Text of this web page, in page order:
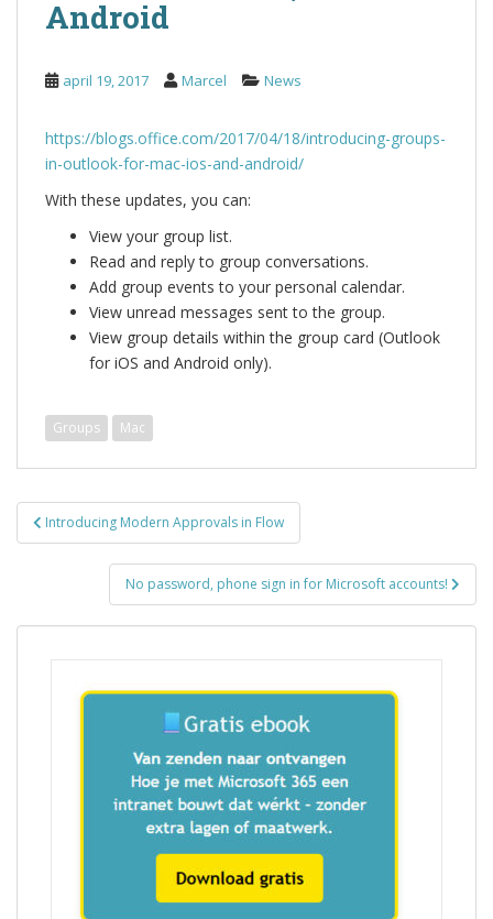
Android
april 19, 2017 Marcel News
https://blogs.office.com/2017/04/18/introducing-groups-
in-outlook-for-mac-ios-and-android/
With these updates, you can:
View your group list.
Read and reply to group conversations.
Add group events to your personal calendar.
View unread messages sent to the group.
View group details within the group card (Outlook
for iOS and Android only).
Groups Mac
Bericht
navigatie
Introducing Modern Approvals in Flow
No password, phone sign in for Microsoft accounts!